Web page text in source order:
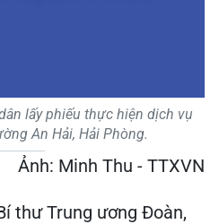
lấy phiếu thực hiện dịch vụ
An Hải, Hải Phòng.
Ảnh: Minh Thu - TTXVN
thư Trung ương Đoàn,